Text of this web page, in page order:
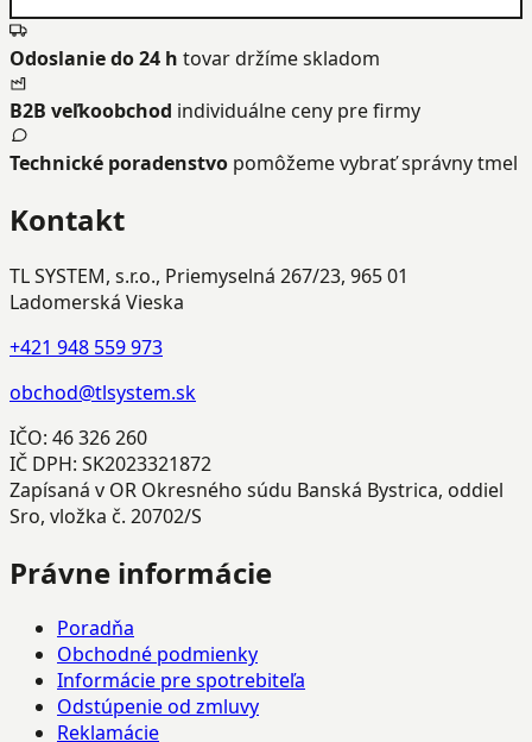
Odoslanie do 24 h tovar držíme skladom
B2B veľkoobchod individuálne ceny pre firmy
Technické poradenstvo pomôžeme vybrať správny tmel
Kontakt
TL SYSTEM, s.r.o., Priemyselná 267/23, 965 01
Ladomerská Vieska
+421 948 559 973
obchod@tlsystem.sk
IČO: 46 326 260
IČ DPH: SK2023321872
Zapísaná v OR Okresného súdu Banská Bystrica, oddiel
Sro, vložka č. 20702/S
Právne informácie
Poradňa
Obchodné podmienky
Informácie pre spotrebiteľa
Odstúpenie od zmluvy
Reklamácie